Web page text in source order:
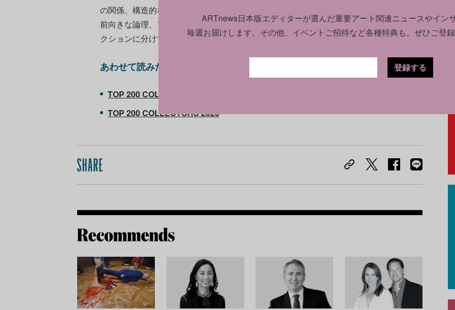
の関係、構造的な親和性、ナショナリズムの図像、死と死の必然性のイメージ、
前向きな論理、アーカイブの蓄積とグループ化、日常生活の不安定さといったセ
クションに分けて展示する」と説明されていた。
あわせて読みたい
TOP 200 COLLECTORS 2024
TOP 200 COLLECTORS 2023
ARTnews日本版エディターが選んだ重要アート関連ニュースやイン
毎週お届けします。 その他、イベントご招待など各種特典も。ぜひご登
登録する